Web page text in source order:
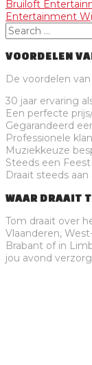
Bruiloft
Entertainment
VOORDELEN
De voordelen
30 jaar ervaring
Een perfecte
Gegarandeerd
Professionele
Muziekkeuze
Steeds een
Draait steeds
WAAR DRAAIT
Tom draait over
Vlaanderen,
Brabant of in
jou avond